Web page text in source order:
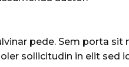
pede. Sem porta sit
sollicitudin in elit sed